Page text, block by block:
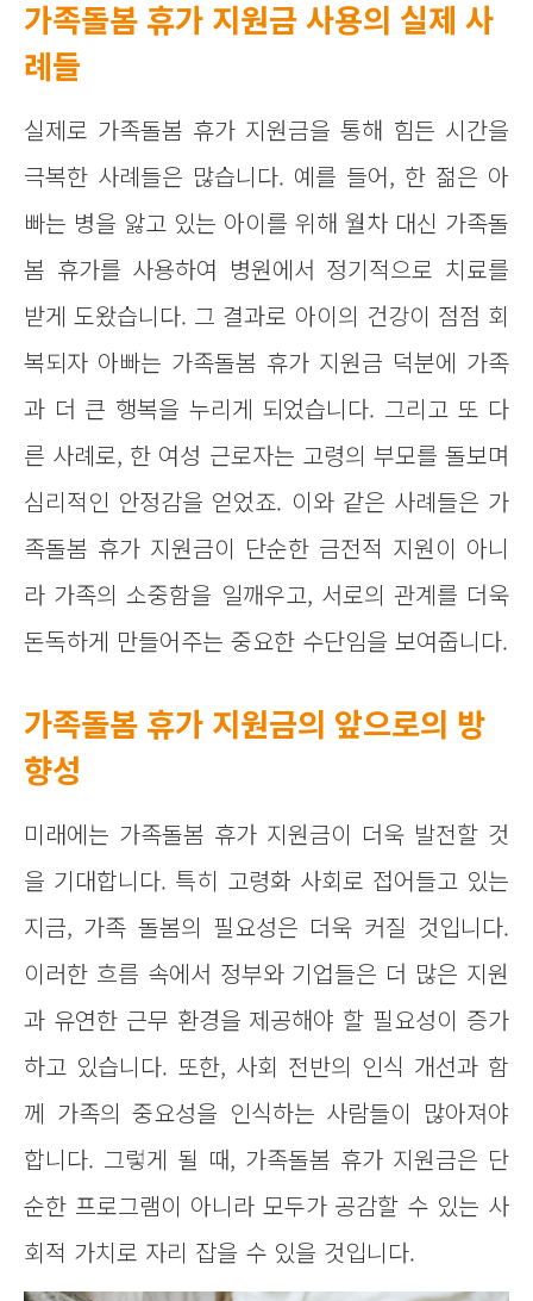
가족돌봄 휴가 지원금 사용의 실제 사
례들
실제로 가족돌봄 휴가 지원금을 통해 힘든 시간을
극복한 사례들은 많습니다. 예를 들어, 한 젊은 아
빠는 병을 앓고 있는 아이를 위해 월차 대신 가족돌
봄 휴가를 사용하여 병원에서 정기적으로 치료를
받게 도왔습니다. 그 결과로 아이의 건강이 점점 회
복되자 아빠는 가족돌봄 휴가 지원금 덕분에 가족
과 더 큰 행복을 누리게 되었습니다. 그리고 또 다
른 사례로, 한 여성 근로자는 고령의 부모를 돌보며
심리적인 안정감을 얻었죠. 이와 같은 사례들은 가
족돌봄 휴가 지원금이 단순한 금전적 지원이 아니
라 가족의 소중함을 일깨우고, 서로의 관계를 더욱
돈독하게 만들어주는 중요한 수단임을 보여줍니다.
가족돌봄 휴가 지원금의 앞으로의 방
향성
미래에는 가족돌봄 휴가 지원금이 더욱 발전할 것
을 기대합니다. 특히 고령화 사회로 접어들고 있는
지금, 가족 돌봄의 필요성은 더욱 커질 것입니다.
이러한 흐름 속에서 정부와 기업들은 더 많은 지원
과 유연한 근무 환경을 제공해야 할 필요성이 증가
하고 있습니다. 또한, 사회 전반의 인식 개선과 함
께 가족의 중요성을 인식하는 사람들이 많아져야
합니다. 그렇게 될 때, 가족돌봄 휴가 지원금은 단
순한 프로그램이 아니라 모두가 공감할 수 있는 사
회적 가치로 자리 잡을 수 있을 것입니다.